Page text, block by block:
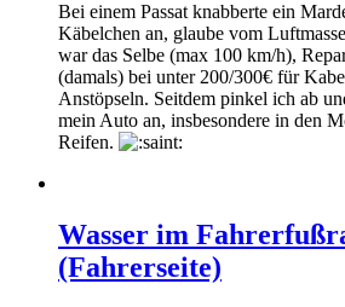
Bei einem Passat knabberte ein
Käbelchen an, glaube vom
war das Selbe (max 100 km/h),
(damals) bei unter 200/300€ für
Anstöpseln. Seitdem pinkel ich ab
mein Auto an, insbesondere in den
Reifen.
Wasser im
(Fahrerseite)